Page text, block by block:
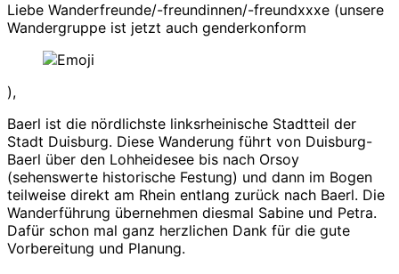
m
Rhein
Duisburg-
Baerl
und
Orsoy
Liebe Wanderfreunde/-freundinnen/-freundxxxe (unsere
Wandergruppe ist jetzt auch genderkonform
),
Baerl ist die nördlichste linksrheinische Stadtteil der
Stadt Duisburg. Diese Wanderung führt von Duisburg-
Baerl über den Lohheidesee bis nach Orsoy
(sehenswerte historische Festung) und dann im Bogen
teilweise direkt am Rhein entlang zurück nach Baerl. Die
Wanderführung übernehmen diesmal Sabine und Petra.
Dafür schon mal ganz herzlichen Dank für die gute
Vorbereitung und Planung.